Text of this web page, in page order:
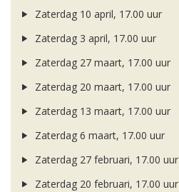
Zaterdag 10 april, 17.00 uur
Zaterdag 3 april, 17.00 uur
Zaterdag 27 maart, 17.00 uur
Zaterdag 20 maart, 17.00 uur
Zaterdag 13 maart, 17.00 uur
Zaterdag 6 maart, 17.00 uur
Zaterdag 27 februari, 17.00 uur
Zaterdag 20 februari, 17.00 uur